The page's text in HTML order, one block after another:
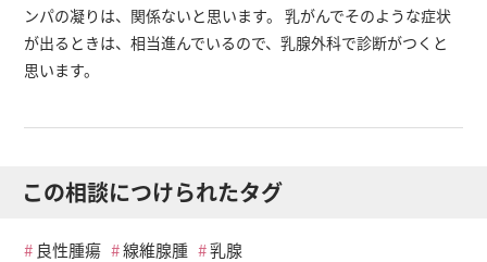
ンパの凝りは、関係ないと思います。 乳がんでそのような症状
が出るときは、相当進んでいるので、乳腺外科で診断がつくと
思います。
この相談につけられたタグ
良性腫瘍 線維腺腫 乳腺